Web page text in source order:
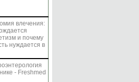
влечения:
и почему
нуждается в
- Freshmed